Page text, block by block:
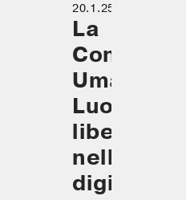
20.1.25
La
Condizione
Umana.
Luoghi di
libertà
nell’era
digitale